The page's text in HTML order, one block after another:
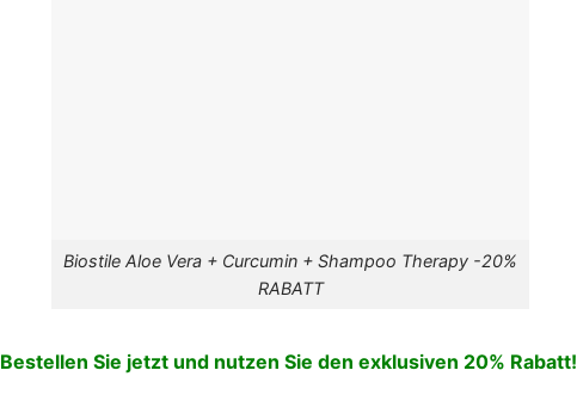
Biostile Aloe Vera + Curcumin + Shampoo Therapy -20%
RABATT
Bestellen Sie jetzt und nutzen Sie den exklusiven 20% Rabatt!